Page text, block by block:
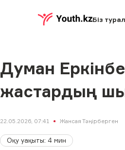
Біз
Думан
жастардың
22.05.2026, 07:41 Жансая Тәңірберген
Оқу уақыты: 4 мин